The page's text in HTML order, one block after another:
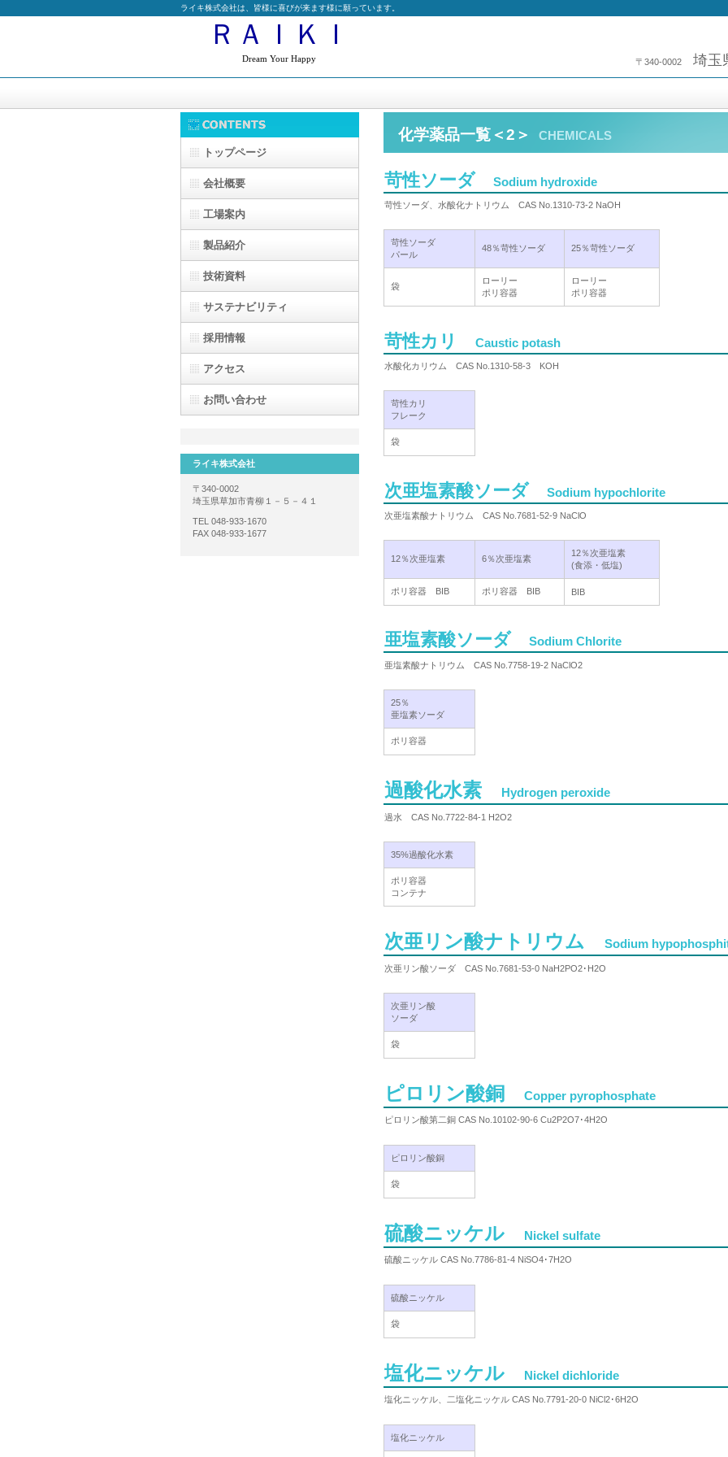
ライキ株式会社は、皆様に喜びが来ます様に願っています。
ＲＡＩＫＩ
Dream Your Happy 〒340-0002 埼玉
化学薬品一覧＜2＞ CHEMICALS
苛性ソーダ Sodium hydroxide
苛性ソーダ、水酸化ナトリウム CAS No.1310-73-2 NaOH
苛性ソーダ
パール
48％苛性ソーダ 25％苛性ソーダ
袋
ローリー
ポリ容器
ローリー
ポリ容器
苛性カリ Caustic potash
水酸化カリウム CAS No.1310-58-3 KOH
苛性カリ
フレーク
袋
次亜塩素酸ソーダ Sodium hypochlorite
次亜塩素酸ナトリウム CAS No.7681-52-9 NaClO
12％次亜塩素 6％次亜塩素
12％次亜塩素
(食添・低塩)
ポリ容器 BIB ポリ容器 BIB BIB
亜塩素酸ソーダ Sodium Chlorite
亜塩素酸ナトリウム CAS No.7758-19-2 NaClO2
25％
亜塩素ソーダ
ポリ容器
過酸化水素 Hydrogen peroxide
過水 CAS No.7722-84-1 H2O2
35%過酸化水素
ポリ容器
コンテナ
次亜リン酸ナトリウム Sodium
次亜リン酸ソーダ CAS No.7681-53-0 NaH2PO2･H2O
次亜リン酸
ソーダ
袋
ピロリン酸銅 Copper pyrophosphate
ピロリン酸第二銅 CAS No.10102-90-6 Cu2P2O7･4H2O
ピロリン酸銅
袋
硫酸ニッケル Nickel sulfate
硫酸ニッケル CAS No.7786-81-4 NiSO4･7H2O
硫酸ニッケル
袋
塩化ニッケル Nickel dichloride
塩化ニッケル、二塩化ニッケル CAS No.7791-20-0 NiCl2･6H2O
塩化ニッケル
トップページ
会社概要
工場案内
製品紹介
技術資料
サステナビリティ
採用情報
アクセス
お問い合わせ
ライキ株式会社
〒340-0002
埼玉県草加市青柳１－５－４１
TEL 048-933-1670
FAX 048-933-1677